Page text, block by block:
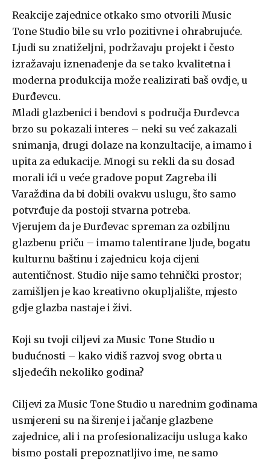
Reakcije zajednice otkako smo otvorili Music
Tone Studio bile su vrlo pozitivne i ohrabrujuće.
Ljudi su znatiželjni, podržavaju projekt i često
izražavaju iznenađenje da se tako kvalitetna i
moderna produkcija može realizirati baš ovdje, u
Đurđevcu.
Mladi glazbenici i bendovi s područja Đurđevca
brzo su pokazali interes – neki su već zakazali
snimanja, drugi dolaze na konzultacije, a imamo i
upita za edukacije. Mnogi su rekli da su dosad
morali ići u veće gradove poput Zagreba ili
Varaždina da bi dobili ovakvu uslugu, što samo
potvrđuje da postoji stvarna potreba.
Vjerujem da je Đurđevac spreman za ozbiljnu
glazbenu priču – imamo talentirane ljude, bogatu
kulturnu baštinu i zajednicu koja cijeni
autentičnost. Studio nije samo tehnički prostor;
zamišljen je kao kreativno okupljalište, mjesto
gdje glazba nastaje i živi.
Koji su tvoji ciljevi za Music Tone Studio u
budućnosti – kako vidiš razvoj svog obrta u
sljedećih nekoliko godina?
Ciljevi za Music Tone Studio u narednim godinama
usmjereni su na širenje i jačanje glazbene
zajednice, ali i na profesionalizaciju usluga kako
bismo postali prepoznatljivo ime, ne samo